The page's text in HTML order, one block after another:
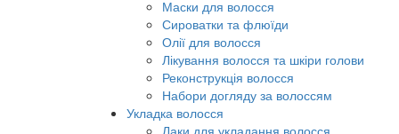
Маски для волосся
Сироватки та флюїди
Олії для волосся
Лікування волосся та шкіри голови
Реконструкція волосся
Набори догляду за волоссям
Укладка волосся
Лаки для укладання волосся